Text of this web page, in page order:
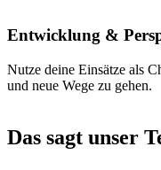
Entwicklung &
Nutze deine Einsätze als
und neue Wege zu gehen.
Das sagt unser